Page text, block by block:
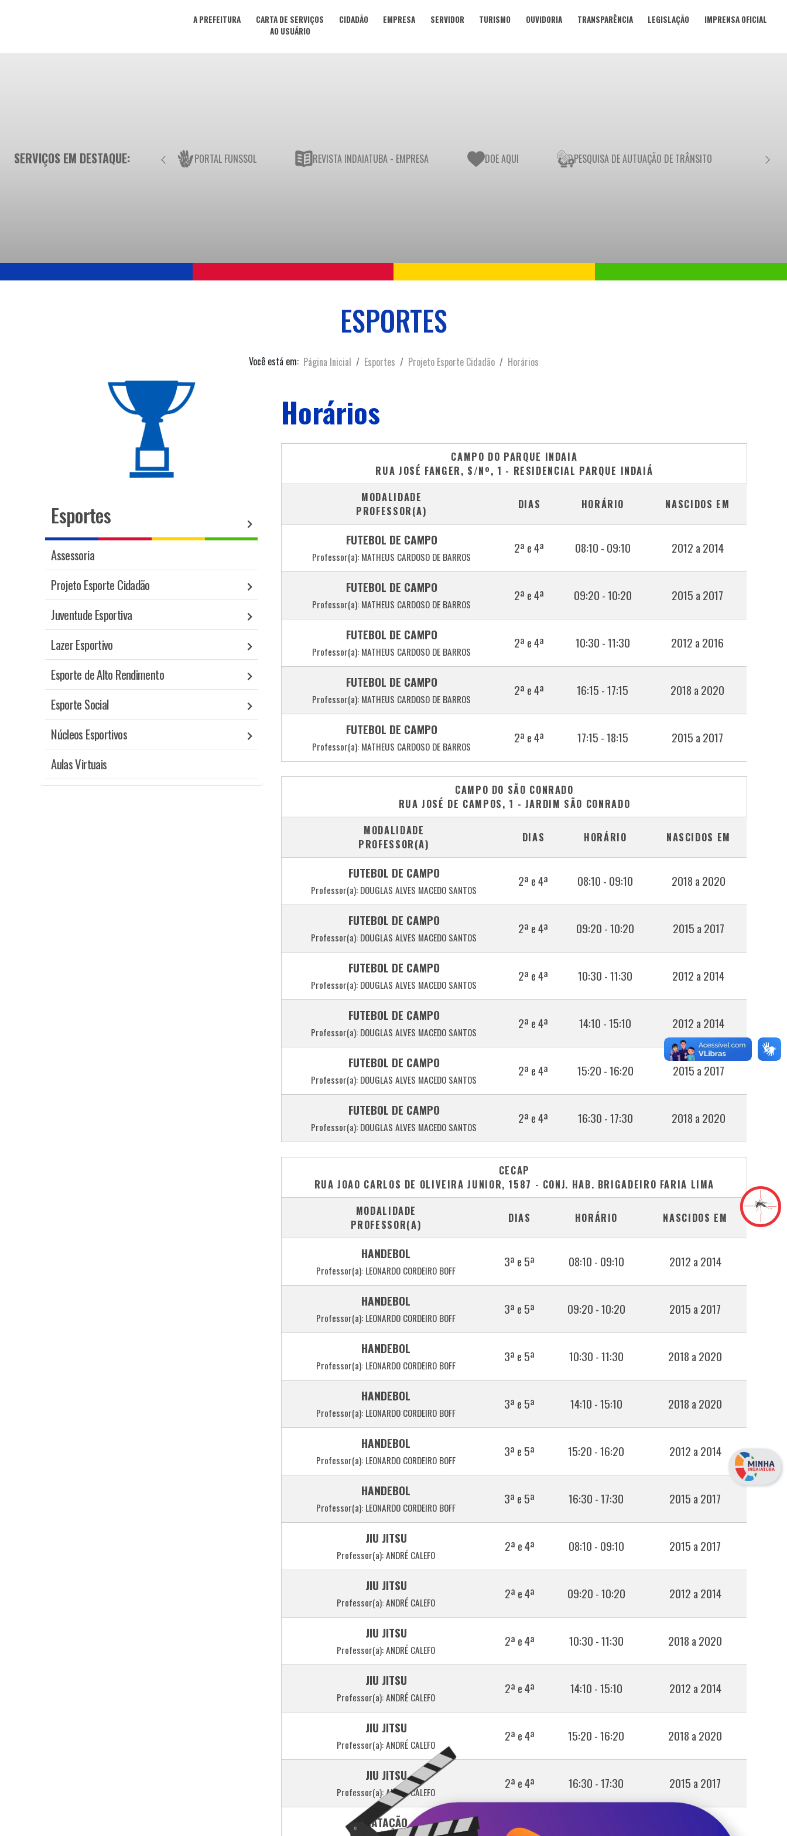
A PREFEITURA
CARTA DE SERVIÇOS
AO USUÁRIO
CIDADÃO EMPRESA SERVIDOR TURISMO OUVIDORIA TRANSPARÊNCIA LEGISLAÇÃO IMPRENSA OFICIAL
SERVIÇOS EM DESTAQUE: PORTAL FUNSSOL REVISTA INDAIATUBA - EMPRESA DOE AQUI PESQUISA DE AUTUAÇÃO DE TRÂNSITO
ESPORTES
Você está em: Página Inicial Esportes Projeto Esporte Cidadão Horários
Esportes
Assessoria
Projeto Esporte Cidadão
Juventude Esportiva
Lazer Esportivo
Esporte de Alto Rendimento
Esporte Social
Núcleos Esportivos
Aulas Virtuais
Horários
CAMPO DO PARQUE INDAIA
RUA JOSÉ FANGER, S/Nº, 1 - RESIDENCIAL PARQUE INDAIÁ
MODALIDADE
PROFESSOR(A)
DIAS HORÁRIO NASCIDOS EM
FUTEBOL DE CAMPO
Professor(a): MATHEUS CARDOSO DE BARROS
2ª e 4ª 08:10 - 09:10 2012 a 2014
FUTEBOL DE CAMPO
Professor(a): MATHEUS CARDOSO DE BARROS
2ª e 4ª 09:20 - 10:20 2015 a 2017
FUTEBOL DE CAMPO
Professor(a): MATHEUS CARDOSO DE BARROS
2ª e 4ª 10:30 - 11:30 2012 a 2016
FUTEBOL DE CAMPO
Professor(a): MATHEUS CARDOSO DE BARROS
2ª e 4ª 16:15 - 17:15 2018 a 2020
FUTEBOL DE CAMPO
Professor(a): MATHEUS CARDOSO DE BARROS
2ª e 4ª 17:15 - 18:15 2015 a 2017
CAMPO DO SÃO CONRADO
RUA JOSÉ DE CAMPOS, 1 - JARDIM SÃO CONRADO
MODALIDADE
PROFESSOR(A)
DIAS HORÁRIO NASCIDOS EM
FUTEBOL DE CAMPO
Professor(a): DOUGLAS ALVES MACEDO SANTOS
2ª e 4ª 08:10 - 09:10 2018 a 2020
FUTEBOL DE CAMPO
Professor(a): DOUGLAS ALVES MACEDO SANTOS
2ª e 4ª 09:20 - 10:20 2015 a 2017
FUTEBOL DE CAMPO
Professor(a): DOUGLAS ALVES MACEDO SANTOS
2ª e 4ª 10:30 - 11:30 2012 a 2014
FUTEBOL DE CAMPO
Professor(a): DOUGLAS ALVES MACEDO SANTOS
2ª e 4ª 14:10 - 15:10 2012 a 2014
FUTEBOL DE CAMPO
Professor(a): DOUGLAS ALVES MACEDO SANTOS
2ª e 4ª 15:20 - 16:20 2015 a 2017
FUTEBOL DE CAMPO
Professor(a): DOUGLAS ALVES MACEDO SANTOS
2ª e 4ª 16:30 - 17:30 2018 a 2020
CECAP
RUA JOAO CARLOS DE OLIVEIRA JUNIOR, 1587 - CONJ. HAB. BRIGADEIRO FARIA LIMA
MODALIDADE
PROFESSOR(A)
DIAS HORÁRIO NASCIDOS EM
HANDEBOL
Professor(a): LEONARDO CORDEIRO BOFF
3ª e 5ª 08:10 - 09:10 2012 a 2014
HANDEBOL
Professor(a): LEONARDO CORDEIRO BOFF
3ª e 5ª 09:20 - 10:20 2015 a 2017
HANDEBOL
Professor(a): LEONARDO CORDEIRO BOFF
3ª e 5ª 10:30 - 11:30 2018 a 2020
HANDEBOL
Professor(a): LEONARDO CORDEIRO BOFF
3ª e 5ª 14:10 - 15:10 2018 a 2020
HANDEBOL
Professor(a): LEONARDO CORDEIRO BOFF
3ª e 5ª 15:20 - 16:20 2012 a 2014
HANDEBOL
Professor(a): LEONARDO CORDEIRO BOFF
3ª e 5ª 16:30 - 17:30 2015 a 2017
JIU JITSU
Professor(a): ANDRÉ CALEFO
2ª e 4ª 08:10 - 09:10 2015 a 2017
JIU JITSU
Professor(a): ANDRÉ CALEFO
2ª e 4ª 09:20 - 10:20 2012 a 2014
JIU JITSU
Professor(a): ANDRÉ CALEFO
2ª e 4ª 10:30 - 11:30 2018 a 2020
JIU JITSU
Professor(a): ANDRÉ CALEFO
2ª e 4ª 14:10 - 15:10 2012 a 2014
JIU JITSU
Professor(a): ANDRÉ CALEFO
2ª e 4ª 15:20 - 16:20 2018 a 2020
JIU JITSU
Professor(a): ANDRÉ CALEFO
2ª e 4ª 16:30 - 17:30 2015 a 2017
NATAÇÃO 2ª e 4ª 2018 a 2020